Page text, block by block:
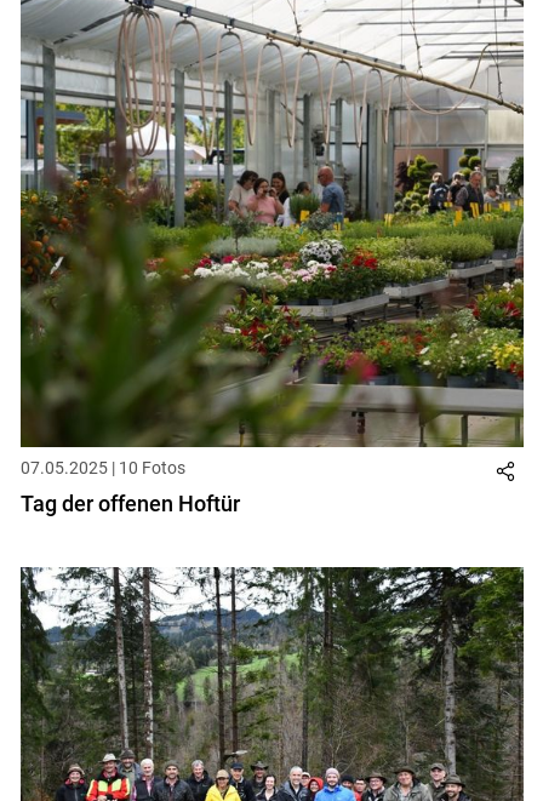
Skip to main content
07.05.2025 | 10 Fotos
Tag der offenen Hoftür